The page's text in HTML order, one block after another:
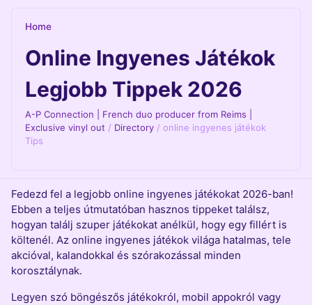
Home
Online Ingyenes Játékok
Legjobb Tippek 2026
A-P Connection | French duo producer from Reims |
Exclusive vinyl out / Directory /online ingyenes játékok
Tips
Fedezd fel a legjobb online ingyenes játékokat 2026-ban!
Ebben a teljes útmutatóban hasznos tippeket találsz,
hogyan találj szuper játékokat anélkül, hogy egy fillért is
költenél. Az online ingyenes játékok világa hatalmas, tele
akcióval, kalandokkal és szórakozással minden
korosztálynak.
Legyen szó böngészős játékokról, mobil appokról vagy